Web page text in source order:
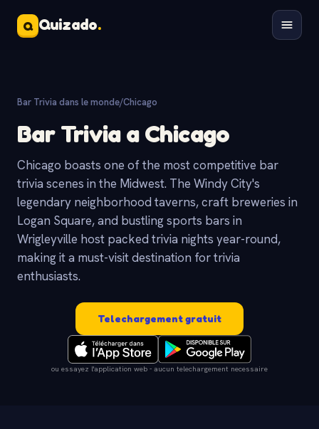
Q Quizado.
Bar Trivia dans le monde/Chicago
Bar Trivia a Chicago
Chicago boasts one of the most competitive bar
trivia scenes in the Midwest. The Windy City's
legendary neighborhood taverns, craft breweries in
Logan Square, and bustling sports bars in
Wrigleyville host packed trivia nights year-round,
making it a must-visit destination for trivia
enthusiasts.
Telechargement gratuit
ou essayez l'application web - aucun telechargement necessaire